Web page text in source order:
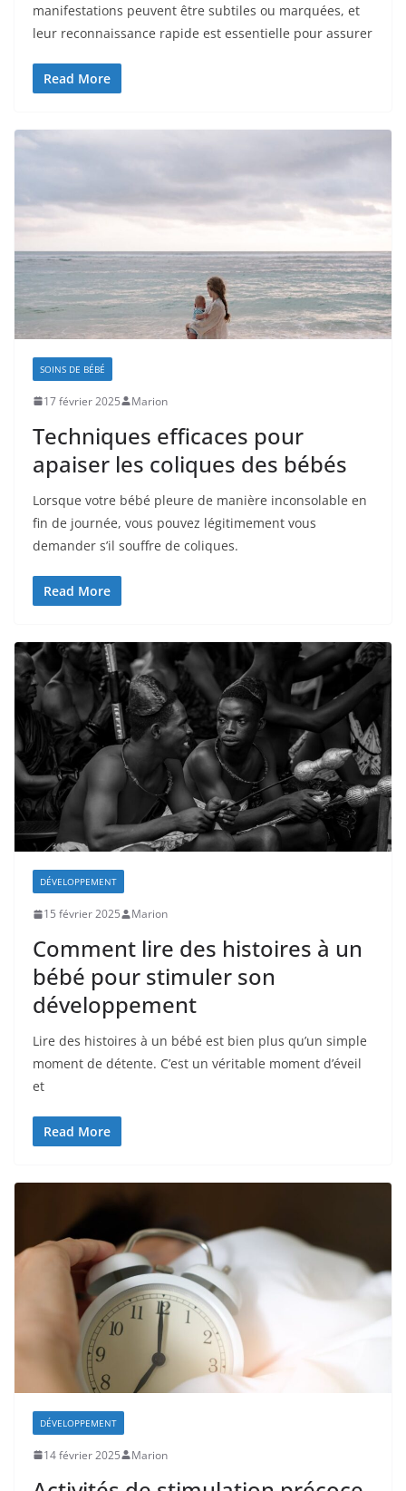
manifestations peuvent être subtiles ou marquées, et
leur reconnaissance rapide est essentielle pour assurer
Read More
SOINS DE BÉBÉ
17 février 2025 Marion
Techniques efficaces pour
apaiser les coliques des bébés
Lorsque votre bébé pleure de manière inconsolable en
fin de journée, vous pouvez légitimement vous
demander s’il souffre de coliques.
Read More
DÉVELOPPEMENT
15 février 2025 Marion
Comment lire des histoires à un
bébé pour stimuler son
développement
Lire des histoires à un bébé est bien plus qu’un simple
moment de détente. C’est un véritable moment d’éveil
et
Read More
DÉVELOPPEMENT
14 février 2025 Marion